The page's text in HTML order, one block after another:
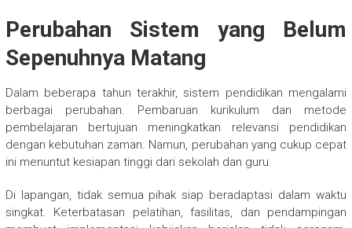
Perubahan Sistem yang Belum
Sepenuhnya Matang
Dalam beberapa tahun terakhir, sistem pendidikan mengalami
berbagai perubahan. Pembaruan kurikulum dan metode
pembelajaran bertujuan meningkatkan relevansi pendidikan
dengan kebutuhan zaman. Namun, perubahan yang cukup cepat
ini menuntut kesiapan tinggi dari sekolah dan guru.
Di lapangan, tidak semua pihak siap beradaptasi dalam waktu
singkat. Keterbatasan pelatihan, fasilitas, dan pendampingan